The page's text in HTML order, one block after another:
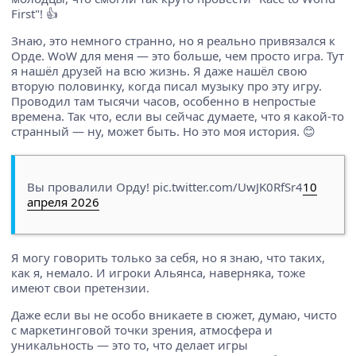
First"! 👍
Знаю, это немного странно, но я реально привязался к
Орде. WoW для меня — это больше, чем просто игра. Тут
я нашёл друзей на всю жизнь. Я даже нашёл свою
вторую половинку, когда писал музыку про эту игру.
Проводил там тысячи часов, особенно в непростые
времена. Так что, если вы сейчас думаете, что я какой-то
странный — ну, может быть. Но это моя история. 😊
Вы провалили Орду! pic.twitter.com/UwJK0RfSr410
апреля 2026
Я могу говорить только за себя, но я знаю, что таких,
как я, немало. И игроки Альянса, наверняка, тоже
имеют свои претензии.
Даже если вы не особо вникаете в сюжет, думаю, чисто
с маркетинговой точки зрения, атмосфера и
уникальность — это то, что делает игры